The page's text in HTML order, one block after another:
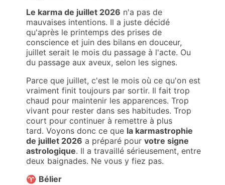
Le karma de juillet 2026 n'a pas de
mauvaises intentions. Il a juste décidé
qu'après le printemps des prises de
conscience et juin des bilans en douceur,
juillet serait le mois du passage à l'acte. Ou
du passage aux aveux, selon les signes.
Parce que juillet, c'est le mois où ce qu'on est
vraiment finit toujours par sortir. Il fait trop
chaud pour maintenir les apparences. Trop
vivant pour rester dans ses habitudes. Trop
court pour continuer à remettre à plus
tard. Voyons donc ce que la karmastrophie
de juillet 2026 a préparé pour votre signe
astrologique. Il a travaillé sérieusement, entre
deux baignades. Ne vous y fiez pas.
♈ Bélier